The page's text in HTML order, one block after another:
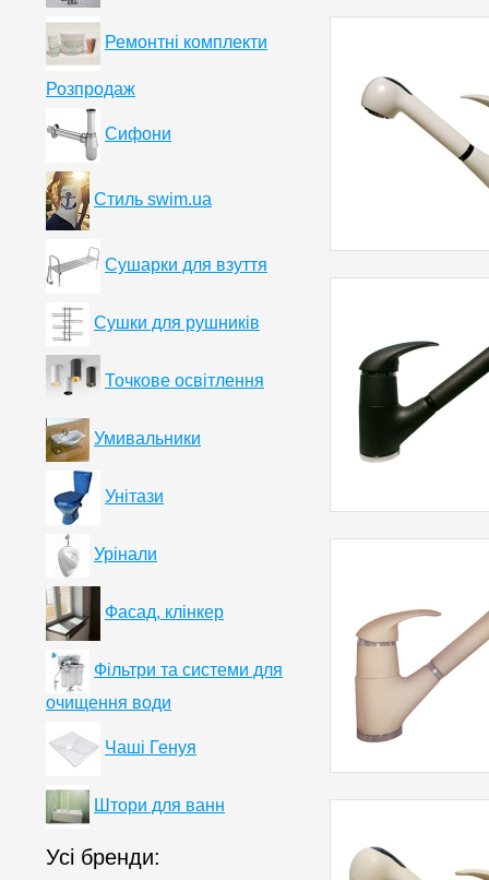
Ремонтні комплекти
Розпродаж
Сифони
Стиль swim.ua
Сушарки для взуття
Сушки для рушників
Точкове освітлення
Умивальники
Унітази
Урінали
Фасад, клінкер
Фільтри та системи для
очищення води
Чаші Генуя
Штори для ванн
Усі бренди: